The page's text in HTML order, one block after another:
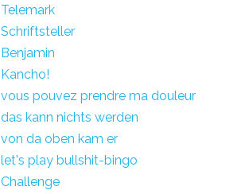
Telemark
Schriftsteller
Benjamin
Kancho!
vous pouvez prendre ma douleur
das kann nichts werden
von da oben kam er
let's play bullshit-bingo
Challenge